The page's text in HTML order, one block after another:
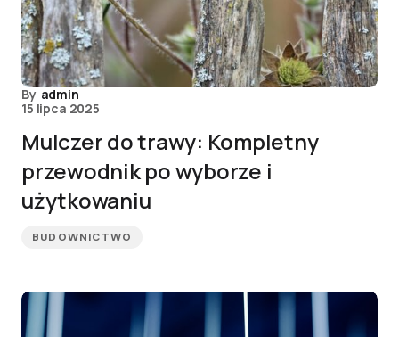
By admin
15 lipca 2025
Mulczer do trawy: Kompletny
przewodnik po wyborze i
użytkowaniu
BUDOWNICTWO